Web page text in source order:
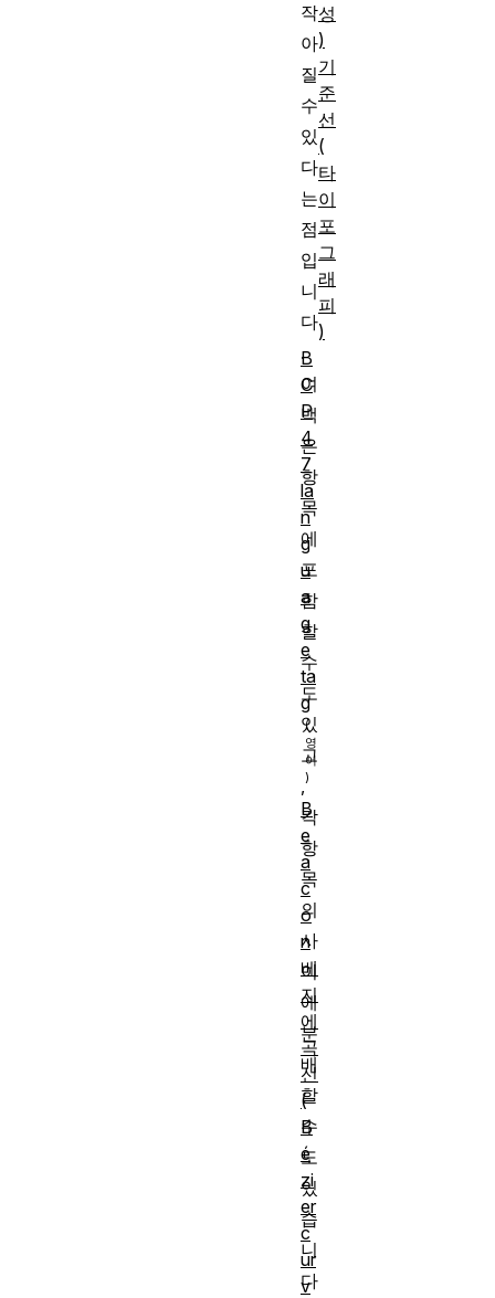
작
아
질
수
있
다
는
점
입
니
다
.
여
백
은
항
목
에
포
함
할
수
도
있
고
,
각
항
목
의
사
이
에
분
배
할
수
도
있
습
니
다
성
)
기
준
선
(
타
이
포
그
래
피
)
B
C
P
4
7
la
n
g
u
a
g
e
ta
g
B
e
a
c
o
n
베
지
에
곡
선
(
B
é
zi
er
c
ur
v